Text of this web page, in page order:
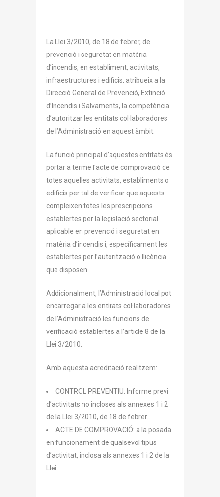
La Llei 3/2010, de 18 de febrer, de
prevenció i seguretat en matèria
d’incendis, en establiment, activitats,
infraestructures i edificis, atribueix a la
Direcció General de Prevenció, Extinció
d’Incendis i Salvaments, la competència
d’autoritzar les entitats col·laboradores
de l’Administració en aquest àmbit.
La funció principal d’aquestes entitats és
portar a terme l’acte de comprovació de
totes aquelles activitats, establiments o
edificis per tal de verificar que aquests
compleixen totes les prescripcions
establertes per la legislació sectorial
aplicable en prevenció i seguretat en
matèria d’incendis i, específicament les
establertes per l’autorització o llicència
que disposen.
Addicionalment, l’Administració local pot
encarregar a les entitats col·laboradores
de l’Administració les funcions de
verificació establertes a l’article 8 de la
Llei 3/2010.
Amb aquesta acreditació realitzem:
CONTROL PREVENTIU: Informe previ
d’activitats no incloses als annexes 1 i 2
de la Llei 3/2010, de 18 de febrer.
ACTE DE COMPROVACIÓ: a la posada
en funcionament de qualsevol tipus
d’activitat, inclosa als annexes 1 i 2 de la
Llei.